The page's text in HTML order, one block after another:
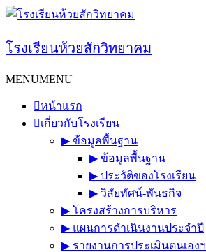
Skip
โรงเรียนห้วยสักวิทยาคม
MENUMENU
หน้าแรก
เกี่ยวกับโรงเรียน
▶︎ ข้อมูลพื้นฐาน
▶︎ ข้อมูลพื้นฐาน
▶︎ ประวัติของโรงเรียน
▶︎ วิสัยทัศน์-พันธกิจ
▶︎ โครงสร้างการบริหาร
▶︎ แผนการดำเนินงานประจำปี
▶︎ รายงานการประเมินตนเองฯ